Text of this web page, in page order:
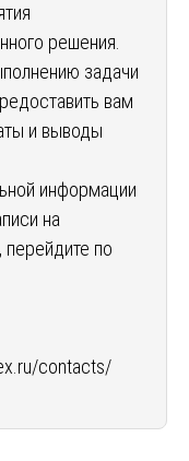
решения.
задачи
вам
и выводы
информации
на
перейдите по
contacts/